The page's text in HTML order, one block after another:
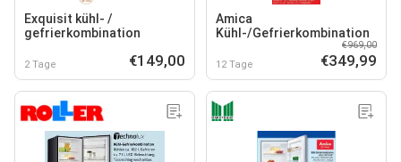
Exquisit kühl- /
gefrierkombination
2 Tage €149,00
Amica
Kühl-/Gefrierkombination
12 Tage
€969,00
€349,99